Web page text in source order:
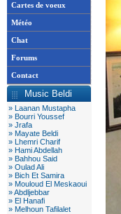
Cartes de voeux
Météo
Chat
Forums
Contact
Music Beldi
» Laanan Mustapha
» Bourri Youssef
» Jrafa
» Mayate Beldi
» Lhemri Charif
» Hami Abdellah
» Bahhou Said
» Oulad Ali
» Bich Et Samira
» Mouloud El Meskaoui
» Abdljebbar
» El Hanafi
» Melhoun Tafilalet